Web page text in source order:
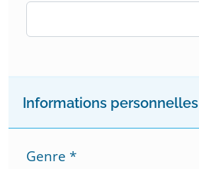
Informations personnelles
Genre *